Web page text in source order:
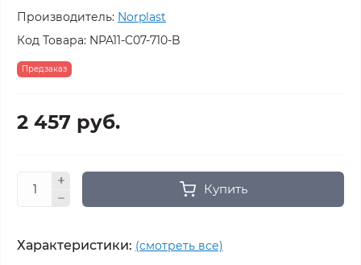
Производитель: Norplast
Код Товара: NPA11-C07-710-B
Предзаказ
2 457 руб.
Купить
Характеристики: (смотреть все)